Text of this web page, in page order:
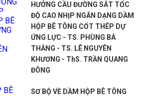
HƯỞNG CẦU ĐƯỜNG SẮT TỐC
ĐỘ CAO NHỊP NGẮN DẠNG DẦM
HỘP BÊ TÔNG CỐT THÉP DỰ
ỨNG LỰC - TS. PHÙNG BÁ
THẮNG - TS. LÊ NGUYÊN
KHƯƠNG - ThS. TRẦN QUANG
ĐÔNG
SƠ BỘ VỀ DẦM HỘP BÊ TÔNG